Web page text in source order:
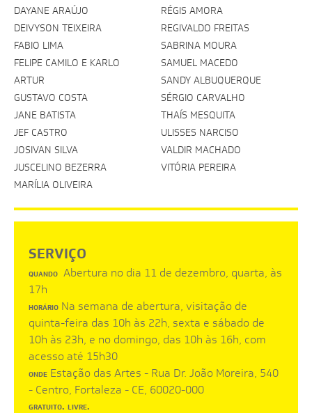
DAYANE ARAÚJO
DEIVYSON TEIXEIRA
FABIO LIMA
FELIPE CAMILO E KARLO
ARTUR
GUSTAVO COSTA
JANE BATISTA
JEF CASTRO
JOSIVAN SILVA
JUSCELINO BEZERRA
MARÍLIA OLIVEIRA
RÉGIS AMORA
REGIVALDO FREITAS
SABRINA MOURA
SAMUEL MACEDO
SANDY ALBUQUERQUE
SÉRGIO CARVALHO
THAÍS MESQUITA
ULISSES NARCISO
VALDIR MACHADO
VITÓRIA PEREIRA
SERVIÇO
QUANDO
Abertura no dia 11 de dezembro, quarta, às
17h
HORÁRIO Na semana de abertura, visitação de
quinta-feira das 10h às 22h, sexta e sábado de
10h às 23h, e no domingo, das 10h às 16h, com
acesso até 15h30
ONDE Estação das Artes - Rua Dr. João Moreira, 540
- Centro, Fortaleza - CE, 60020-000
GRATUITO. LIVRE.